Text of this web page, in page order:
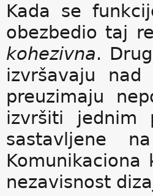
Kada se
obezbedio taj
kohezivna.
izvršavaju
preuzimaju
izvršiti jednim
sastavljene
nezavisnost